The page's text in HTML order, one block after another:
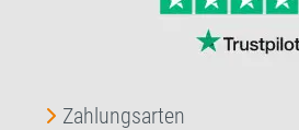
Zahlungsarten